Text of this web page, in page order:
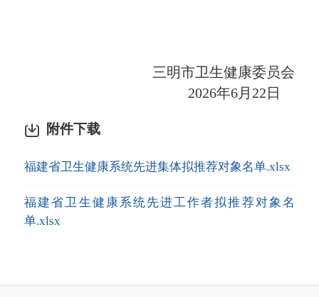
三明市卫生健康委员会
2026年6月 22 日
附件下载
福建省卫生健康系统先进集体拟推荐对象名单.xlsx
福建省卫生健康系统先进工作者拟推荐对象名
单.xlsx